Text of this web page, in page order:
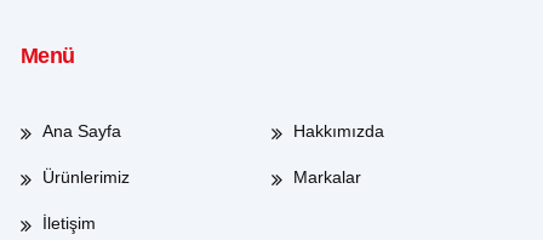
Menü
Ana Sayfa Hakkımızda
Ürünlerimiz Markalar
İletişim